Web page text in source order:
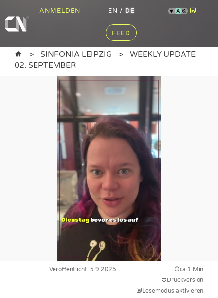
FEED
ANMELDEN EN / DE A
SINFONIA LEIPZIG
WEEKLY UPDATE
02. SEPTEMBER
Veröffentlicht: 5.9.2025
ca 1 Min
Druckversion
Lesemodus aktivieren